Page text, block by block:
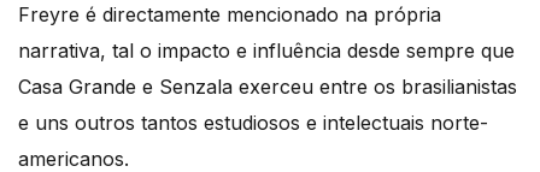
Freyre é directamente mencionado na própria
narrativa, tal o impacto e influência desde sempre que
Casa Grande e Senzala exerceu entre os brasilianistas
e uns outros tantos estudiosos e intelectuais norte-
americanos.